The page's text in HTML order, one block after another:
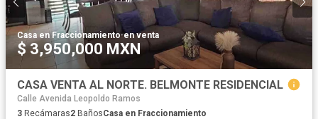
Casa en Fraccionamiento·en venta
$ 3,950,000 MXN
CASA VENTA AL NORTE. BELMONTE RESIDENCIAL
Calle Avenida Leopoldo Ramos
3 Recámaras2 BañosCasa en Fraccionamiento